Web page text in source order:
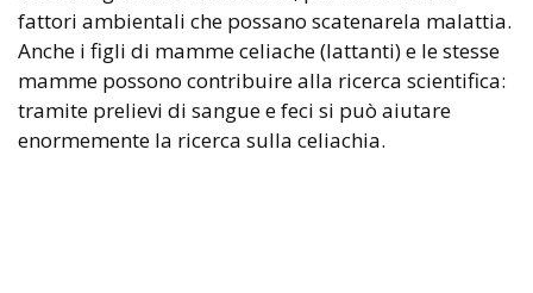
fattori ambientali che possano scatenarela malattia.
Anche i figli di mamme celiache (lattanti) e le stesse
mamme possono contribuire alla ricerca scientifica:
tramite prelievi di sangue e feci si può aiutare
enormemente la ricerca sulla celiachia.